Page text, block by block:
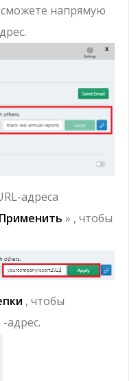
напрямую
адреса
Применить » , чтобы
, чтобы
адрес.